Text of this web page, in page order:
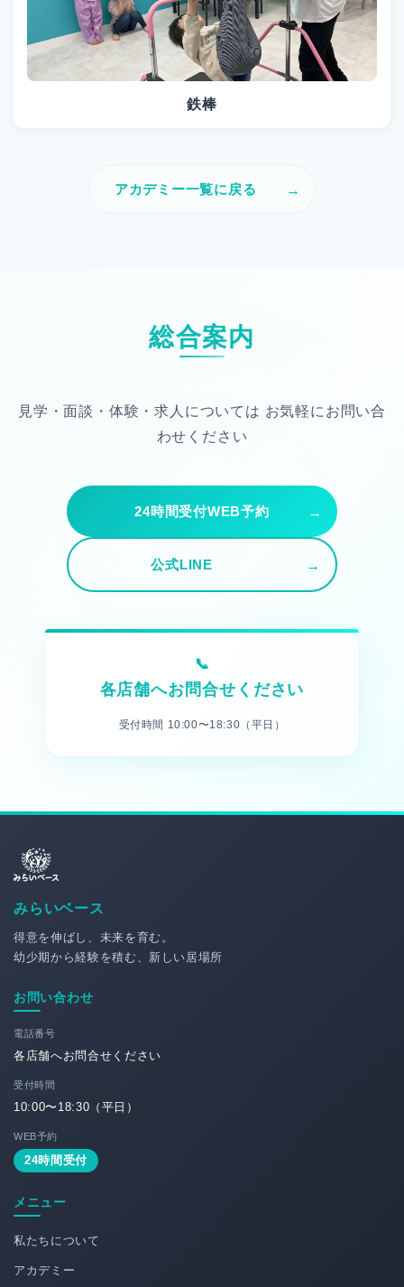
鉄棒
アカデミー一覧に戻る
総合案内
見学・面談・体験・求人については お気軽にお問い合
わせください
24時間受付WEB予約
公式LINE
各店舗へお問合せください
受付時間 10:00〜18:30（平日）
みらいベース
得意を伸ばし、未来を育む。
幼少期から経験を積む、新しい居場所
お問い合わせ
電話番号
各店舗へお問合せください
受付時間
10:00〜18:30（平日）
WEB予約
24時間受付
メニュー
私たちについて
アカデミー